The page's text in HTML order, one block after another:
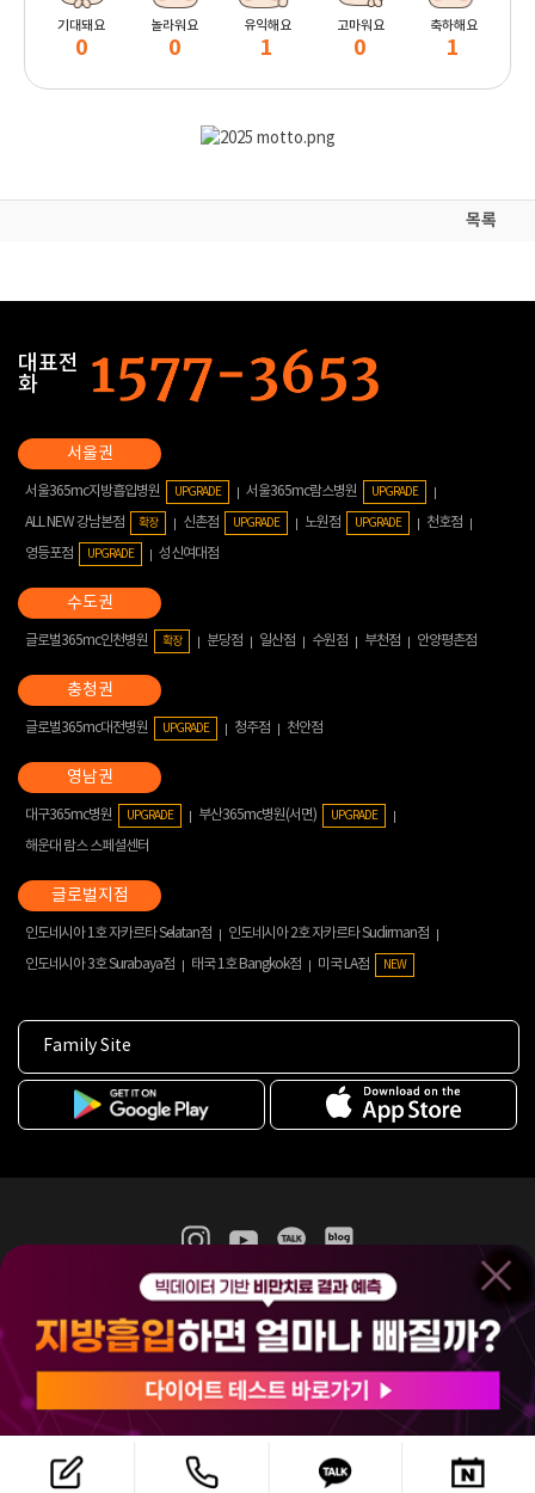
기대돼요
0
놀라워요
0
유익해요
1
고마워요
0
축하해요
1
목록
대표전
화
서울365mc지방흡입병원 UPGRADE 서울365mc람스병원 UPGRADE
ALL NEW 강남본점 확장 신촌점 UPGRADE 노원점 UPGRADE
천호점
영등포점
UPGRADE 성신여대점
글로벌365mc인천병원 확장 분당점 일산점 수원점 부천점 안양평촌점
글로벌365mc대전병원 UPGRADE 청주점 천안점
대구365mc병원 UPGRADE 부산365mc병원(서면) UPGRADE
해운대 람스 스페셜센터
인도네시아 1호 자카르타 Selatan점
인도네시아 2호 자카르타 Sudirman점
인도네시아 3호 Surabaya점
태국 1호 Bangkok점 미국 LA점 NEW
Family Site
365mc 병·의원 이용약관
홈페이지 이용약관
비급여진료수가
(주)365mcㅣ서울특별시 서초구 서초대로52길 7, 3~4층(서초동, 제일빌딩)
120-87-04354ㅣ김남철
COPYRIGHT(C) 2025 365mc. ALL RIGHTS RESERVED.